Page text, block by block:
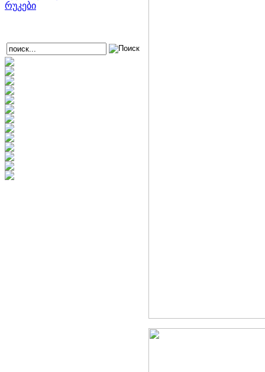
რუკები